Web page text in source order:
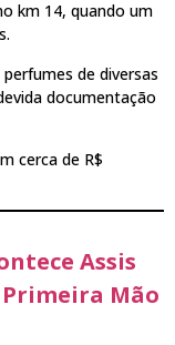
km 14, quando um
de diversas
documentação
cerca de R$
Assis
Primeira Mão